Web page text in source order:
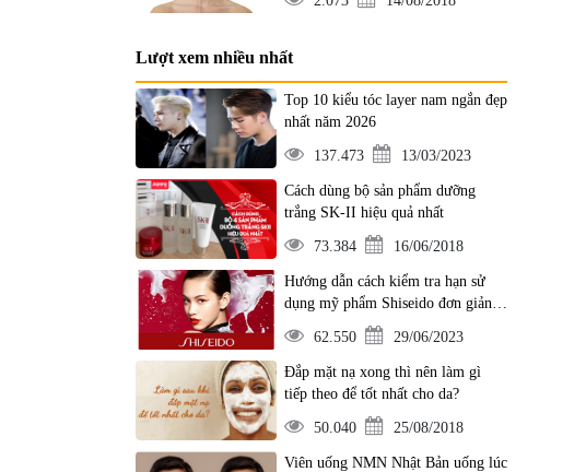
Lượt xem nhiều nhất
Top 10 kiểu tóc layer nam ngắn đẹp
nhất năm 2026
137.473 13/03/2023
Cách dùng bộ sản phẩm dưỡng
trắng SK-II hiệu quả nhất
73.384 16/06/2018
Hướng dẫn cách kiểm tra hạn sử
dụng mỹ phẩm Shiseido đơn giản
nhất
62.550 29/06/2023
Đắp mặt nạ xong thì nên làm gì
tiếp theo để tốt nhất cho da?
50.040 25/08/2018
Viên uống NMN Nhật Bản uống lúc